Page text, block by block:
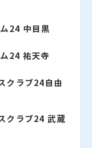
24 中目黒
24 祐天寺
クラブ24自由
クラブ24 武蔵